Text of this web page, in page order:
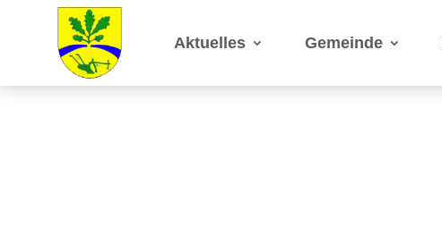
Aktuelles Gemeinde